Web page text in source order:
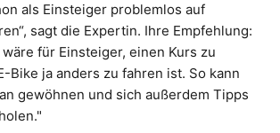
als Einsteiger problemlos auf
sagt die Expertin. Ihre Empfehlung:
für Einsteiger, einen Kurs zu
Bike ja anders zu fahren ist. So kann
gewöhnen und sich außerdem Tipps